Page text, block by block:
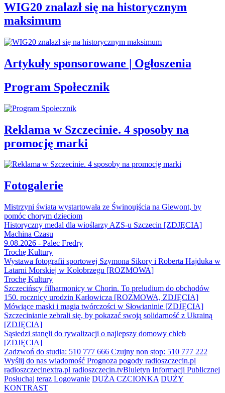
WIG20 znalazł się na historycznym
maksimum
Artykuły sponsorowane | Ogłoszenia
Program Społecznik
Reklama w Szczecinie. 4 sposoby na
promocję marki
Fotogalerie
Mistrzyni świata wystartowała ze Świnoujścia na Giewont, by
pomóc chorym dzieciom
Historyczny medal dla wioślarzy AZS-u Szczecin [ZDJĘCIA]
Machina Czasu
9.08.2026 - Palec Fredry
Trochę Kultury
Wystawa fotografii sportowej Szymona Sikory i Roberta Hajduka w
Latarni Morskiej w Kołobrzegu [ROZMOWA]
Trochę Kultury
Szczecińscy filharmonicy w Chorin. To preludium do obchodów
150. rocznicy urodzin Karłowicza [ROZMOWA, ZDJĘCIA]
Mówiące maski i magia twórczości w Słowianinie [ZDJĘCIA]
Szczecinianie zebrali się, by pokazać swoją solidarność z Ukrainą
[ZDJĘCIA]
Sąsiedzi stanęli do rywalizacji o najlepszy domowy chleb
[ZDJĘCIA]
Zadzwoń do studia: 510 777 666 Czujny non stop: 510 777 222
Wyślij do nas wiadomość Prognoza pogody radioszczecin.pl
radioszczecinextra.pl radioszczecin.tvBiuletyn Informacji Publicznej
Posłuchaj teraz Logowanie DUŻA CZCIONKA DUŻY
KONTRAST